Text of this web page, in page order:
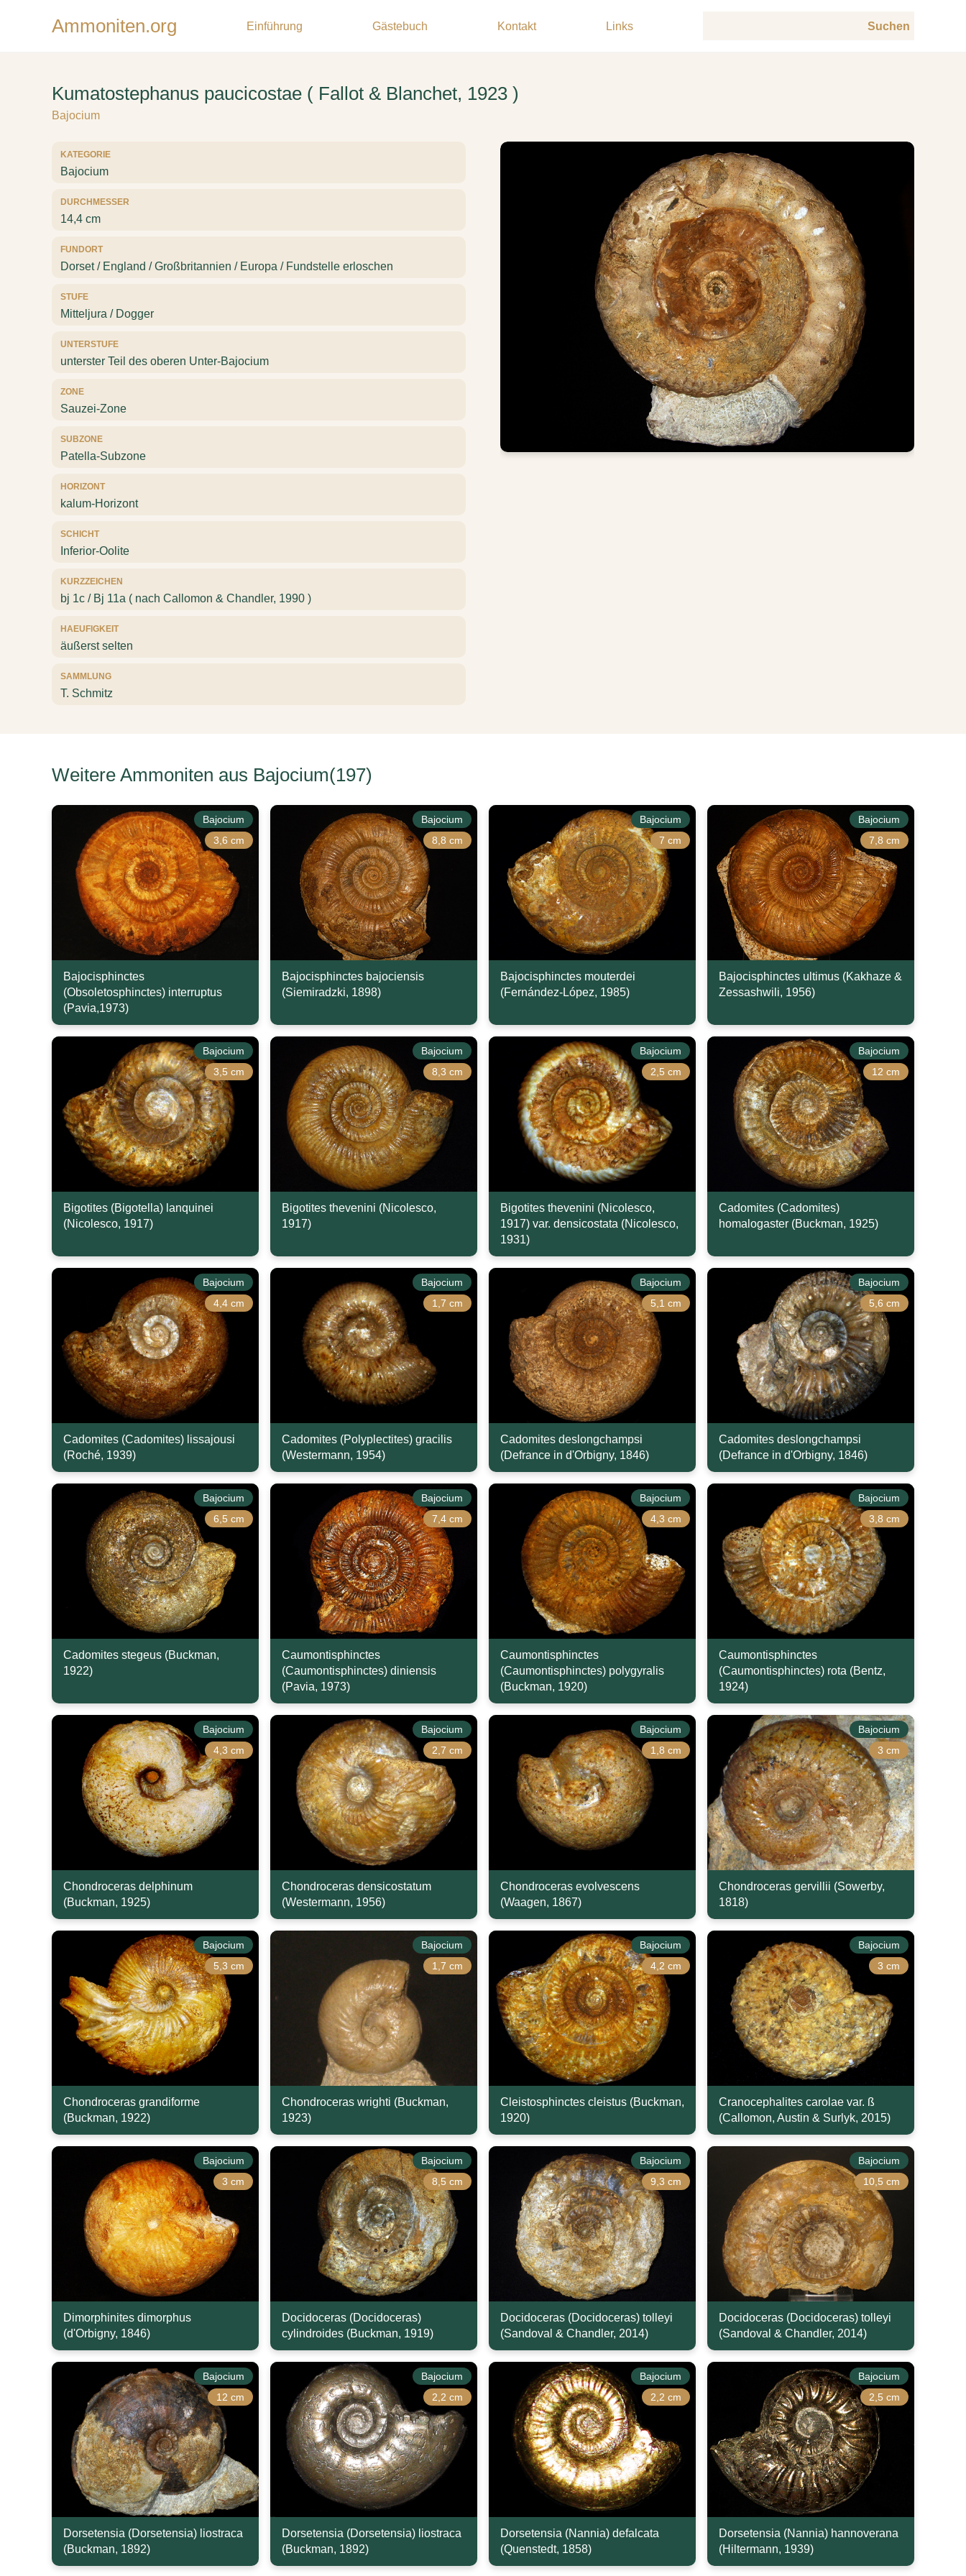
Ammoniten.org Einführung Gästebuch Kontakt Links
Kumatostephanus paucicostae ( Fallot & Blanchet, 1923 )
Bajocium
KATEGORIE
Bajocium
DURCHMESSER
14,4 cm
FUNDORT
Dorset / England / Großbritannien / Europa / Fundstelle erloschen
STUFE
Mitteljura / Dogger
UNTERSTUFE
unterster Teil des oberen Unter-Bajocium
ZONE
Sauzei-Zone
SUBZONE
Patella-Subzone
HORIZONT
kalum-Horizont
SCHICHT
Inferior-Oolite
KURZZEICHEN
bj 1c / Bj 11a ( nach Callomon & Chandler, 1990 )
HAEUFIGKEIT
äußerst selten
SAMMLUNG
T. Schmitz
Weitere Ammoniten aus Bajocium(197)
Bajocium
3,6 cm
Bajocisphinctes
(Obsoletosphinctes) interruptus
(Pavia,1973)
Bajocium
8,8 cm
Bajocisphinctes bajociensis
(Siemiradzki, 1898)
Bajocium
7 cm
Bajocisphinctes mouterdei
(Fernández-López, 1985)
Bajocium
7,8 cm
Bajocisphinctes ultimus (Kakhaze &
Zessashwili, 1956)
Bajocium
3,5 cm
Bigotites (Bigotella) lanquinei
(Nicolesco, 1917)
Bajocium
8,3 cm
Bigotites thevenini (Nicolesco,
1917)
Bajocium
2,5 cm
Bigotites thevenini (Nicolesco,
1917) var. densicostata (Nicolesco,
1931)
Bajocium
12 cm
Cadomites (Cadomites)
homalogaster (Buckman, 1925)
Bajocium
4,4 cm
Cadomites (Cadomites) lissajousi
(Roché, 1939)
Bajocium
1,7 cm
Cadomites (Polyplectites) gracilis
(Westermann, 1954)
Bajocium
5,1 cm
Cadomites deslongchampsi
(Defrance in d'Orbigny, 1846)
Bajocium
5,6 cm
Cadomites deslongchampsi
(Defrance in d'Orbigny, 1846)
Bajocium
6,5 cm
Cadomites stegeus (Buckman,
1922)
Bajocium
7,4 cm
Caumontisphinctes
(Caumontisphinctes) diniensis
(Pavia, 1973)
Bajocium
4,3 cm
Caumontisphinctes
(Caumontisphinctes) polygyralis
(Buckman, 1920)
Bajocium
3,8 cm
Caumontisphinctes
(Caumontisphinctes) rota (Bentz,
1924)
Bajocium
4,3 cm
Chondroceras delphinum
(Buckman, 1925)
Bajocium
2,7 cm
Chondroceras densicostatum
(Westermann, 1956)
Bajocium
1,8 cm
Chondroceras evolvescens
(Waagen, 1867)
Bajocium
3 cm
Chondroceras gervillii (Sowerby,
1818)
Bajocium
5,3 cm
Chondroceras grandiforme
(Buckman, 1922)
Bajocium
1,7 cm
Chondroceras wrighti (Buckman,
1923)
Bajocium
4,2 cm
Cleistosphinctes cleistus (Buckman,
1920)
Bajocium
3 cm
Cranocephalites carolae var. ß
(Callomon, Austin & Surlyk, 2015)
Bajocium
3 cm
Dimorphinites dimorphus
(d'Orbigny, 1846)
Bajocium
8,5 cm
Docidoceras (Docidoceras)
cylindroides (Buckman, 1919)
Bajocium
9,3 cm
Docidoceras (Docidoceras) tolleyi
(Sandoval & Chandler, 2014)
Bajocium
10,5 cm
Docidoceras (Docidoceras) tolleyi
(Sandoval & Chandler, 2014)
Bajocium
12 cm
Dorsetensia (Dorsetensia) liostraca
(Buckman, 1892)
Bajocium
2,2 cm
Dorsetensia (Dorsetensia) liostraca
(Buckman, 1892)
Bajocium
2,2 cm
Dorsetensia (Nannia) defalcata
(Quenstedt, 1858)
Bajocium
2,5 cm
Dorsetensia (Nannia) hannoverana
(Hiltermann, 1939)